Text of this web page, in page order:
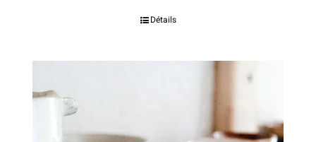
à
Détails